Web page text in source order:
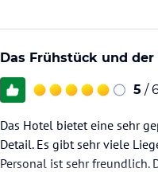
Das Frühstück und
5 /
Das Hotel bietet eine sehr
Detail. Es gibt sehr viele
Personal ist sehr freundlich.